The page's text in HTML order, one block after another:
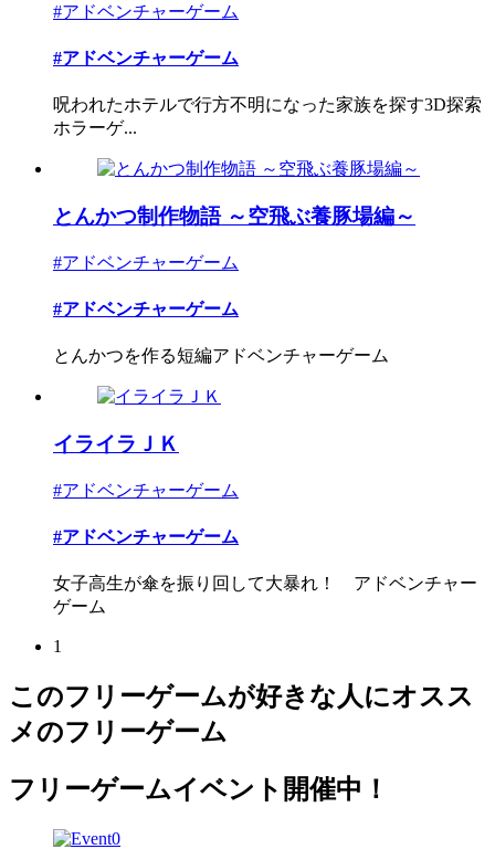
#アドベンチャーゲーム
#アドベンチャーゲーム
呪われたホテルで行方不明になった家族を探す3D探索
ホラーゲ...
とんかつ制作物語 ～空飛ぶ養豚場編～
#アドベンチャーゲーム
#アドベンチャーゲーム
とんかつを作る短編アドベンチャーゲーム
イライラＪＫ
#アドベンチャーゲーム
#アドベンチャーゲーム
女子高生が傘を振り回して大暴れ！ アドベンチャー
ゲーム
1
このフリーゲームが好きな人にオスス
メのフリーゲーム
フリーゲームイベント開催中！